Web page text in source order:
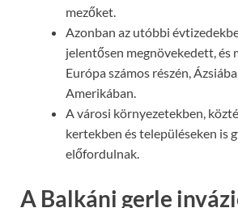
mezőket.
Azonban az utóbbi
jelentősen megnövekedett, és
Európa számos részén,
Amerikában.
A városi környezetekben,
kertekben és településeken is
előfordulnak.
A Balkáni gerle